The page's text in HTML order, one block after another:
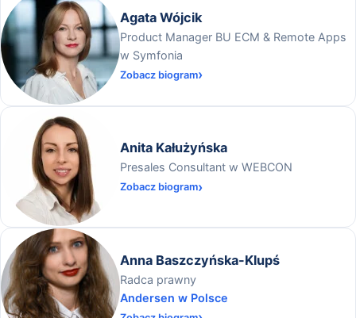
Agata Wójcik
Product Manager BU ECM & Remote Apps
w Symfonia
Zobacz biogram
Anita Kałużyńska
Presales Consultant w WEBCON
Zobacz biogram
Anna Baszczyńska-Klupś
Radca prawny
Andersen w Polsce